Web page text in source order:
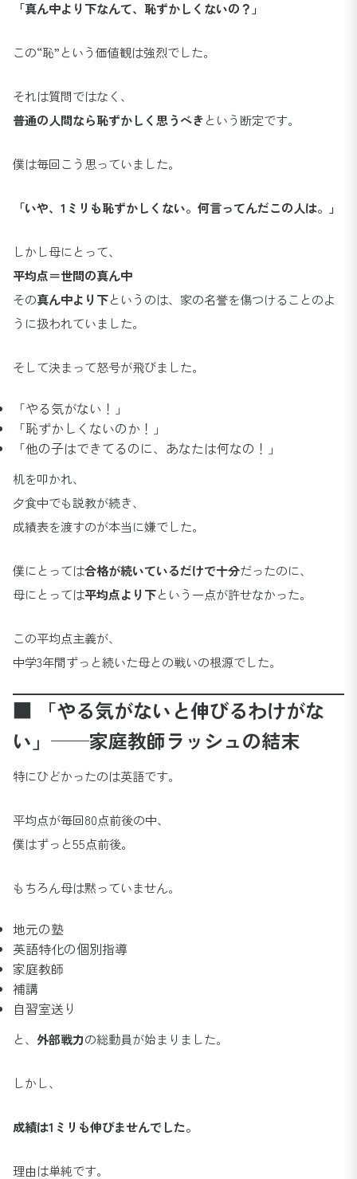
「真ん中より下なんて、恥ずかしくないの？」
この“恥”という価値観は強烈でした。
それは質問ではなく、
普通の人間なら恥ずかしく思うべきという断定です。
僕は毎回こう思っていました。
「いや、1ミリも恥ずかしくない。何言ってんだこの人は。」
しかし母にとって、
平均点＝世間の真ん中
その真ん中より下というのは、家の名誉を傷つけることのよ
うに扱われていました。
そして決まって怒号が飛びました。
「やる気がない！」
「恥ずかしくないのか！」
「他の子はできてるのに、あなたは何なの！」
机を叩かれ、
夕食中でも説教が続き、
成績表を渡すのが本当に嫌でした。
僕にとっては合格が続いているだけで十分だったのに、
母にとっては平均点より下という一点が許せなかった。
この平均点主義が、
中学3年間ずっと続いた母との戦いの根源でした。
■ 「やる気がないと伸びるわけがな
い」──家庭教師ラッシュの結末
特にひどかったのは英語です。
平均点が毎回80点前後の中、
僕はずっと55点前後。
もちろん母は黙っていません。
地元の塾
英語特化の個別指導
家庭教師
補講
自習室送り
と、 外部戦力の総動員が始まりました。
しかし、
成績は1ミリも伸びませんでした。
理由は単純です。